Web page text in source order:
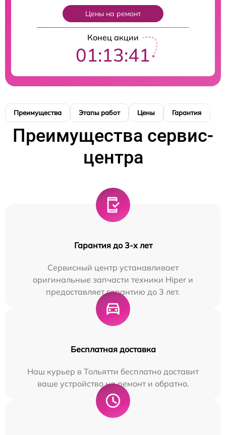
Цены на ремонт
Конец акции
01:13:40
Преимущества Этапы работ Цены Гарантия
Преимущества сервис-
центра
Гарантия до 3-х лет
Сервисный центр устанавливает
оригинальные запчасти техники Hiper и
предоставляет гарантию до 3 лет.
Бесплатная доставка
Наш курьер в Тольятти бесплатно доставит
ваше устройство на ремонт и обратно.